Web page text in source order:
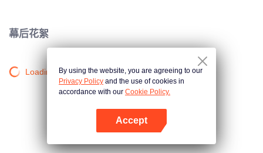
幕后花絮
Loading…By using the website, you are agreeing to our
Privacy Policy and the use of cookies in
accordance with our Cookie Policy.
Accept